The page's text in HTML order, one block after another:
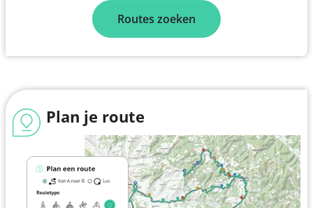
Routes zoeken
Plan je route